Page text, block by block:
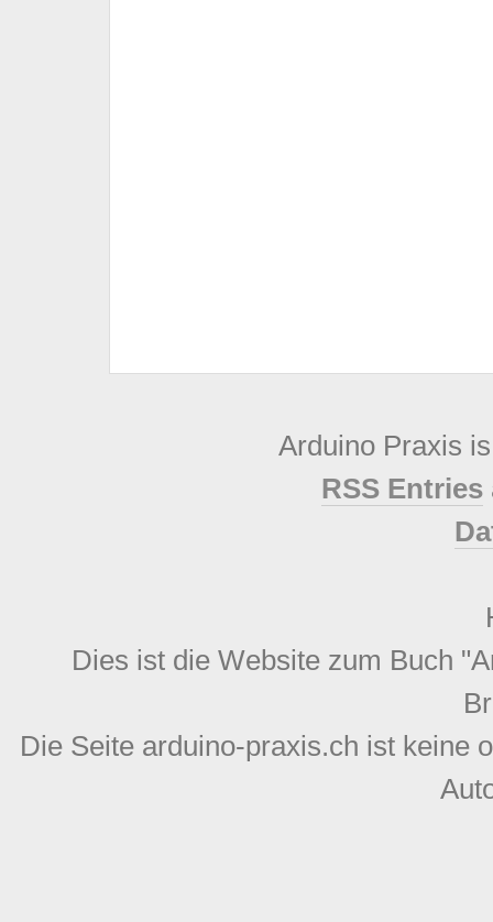
Arduino Praxis
RSS Entries
Dies ist die Website zum Buch
Die Seite arduino-praxis.ch ist keine